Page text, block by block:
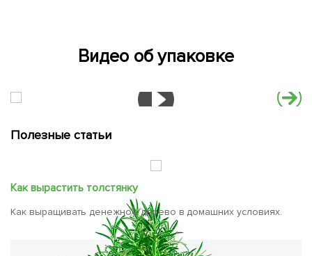
Видео об упаковке
Полезные статьи
Как вырастить толстянку
Как выращивать денежное дерево в домашних условиях.